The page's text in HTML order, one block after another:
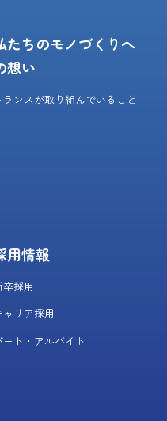
たちのモノづくりへ
想い
ランスが取り組んでいること
用情報
卒採用
ャリア採用
ート・アルバイト